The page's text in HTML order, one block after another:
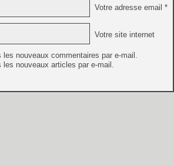
Votre adresse email *
Votre site internet
les nouveaux commentaires par e-mail.
les nouveaux articles par e-mail.